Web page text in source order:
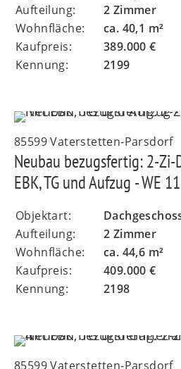
Aufteilung:
2 Zimmer
Wohnfläche:
ca. 40,1 m²
Kaufpreis:
389.000 €
Kennung:
2199
85599 Vaterstetten-Parsdorf
Neubau bezugsfertig: 2-Zi-
EBK, TG und Aufzug - WE 11
Objektart:
Aufteilung:
2 Zimmer
Wohnfläche:
ca. 44,6 m²
Kaufpreis:
409.000 €
Kennung:
2198
85599 Vaterstetten-Parsdorf